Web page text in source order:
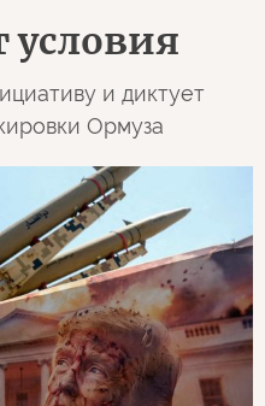
условия
и диктует
Ормуза